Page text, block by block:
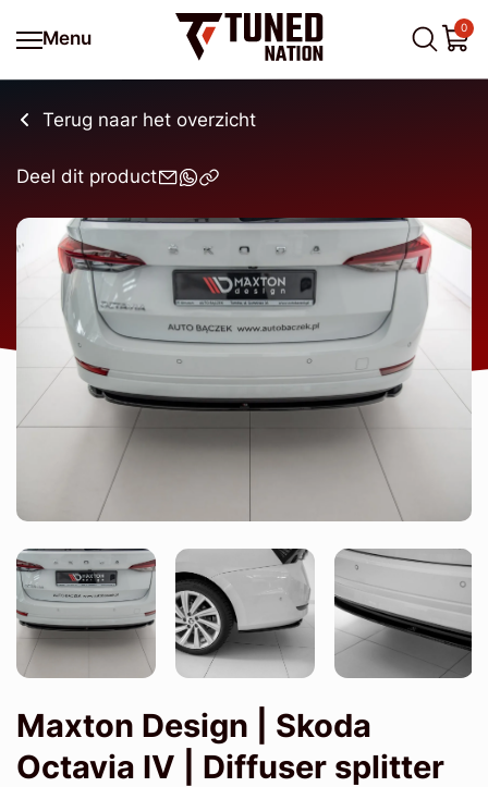
Menu
0
Terug naar het overzicht
Deel dit product
Maxton Design | Skoda
Octavia IV | Diffuser splitter